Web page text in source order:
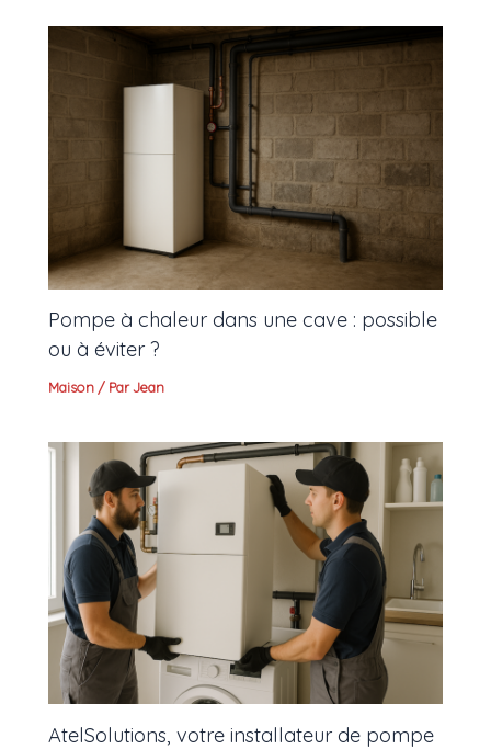
Pompe à chaleur dans une cave : possible
ou à éviter ?
Maison / ParJean
AtelSolutions, votre installateur de pompe